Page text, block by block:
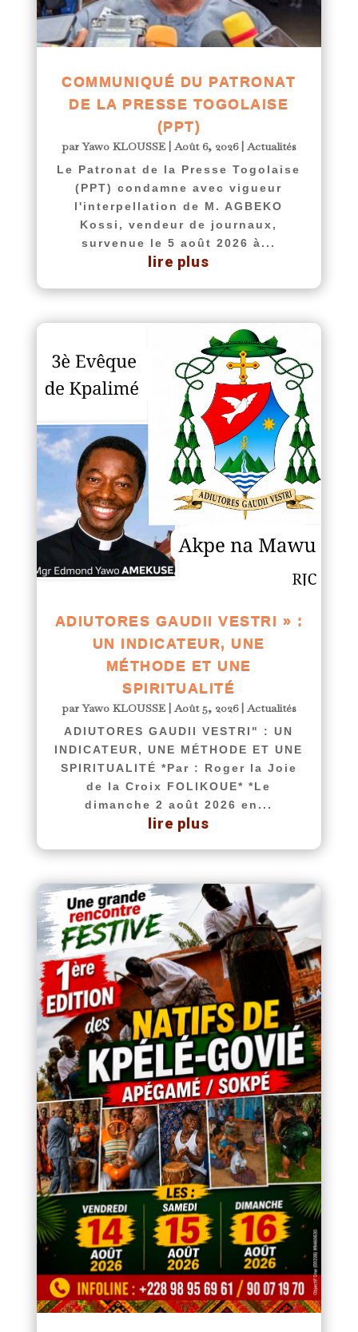
COMMUNIQUÉ DU PATRONAT
DE LA PRESSE TOGOLAISE
(PPT)
parYawo KLOUSSE|Août 6, 2026|Actualités
Le Patronat de la Presse Togolaise
(PPT) condamne avec vigueur
l'interpellation de M. AGBEKO
Kossi, vendeur de journaux,
survenue le 5 août 2026 à...
lire plus
ADIUTORES GAUDII VESTRI » :
UN INDICATEUR, UNE
MÉTHODE ET UNE
SPIRITUALITÉ
parYawo KLOUSSE|Août 5, 2026|Actualités
ADIUTORES GAUDII VESTRI" : UN
INDICATEUR, UNE MÉTHODE ET UNE
SPIRITUALITÉ *Par : Roger la Joie
de la Croix FOLIKOUE* *Le
dimanche 2 août 2026 en...
lire plus